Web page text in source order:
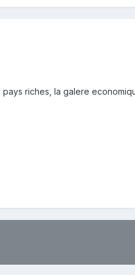
riches, la galere